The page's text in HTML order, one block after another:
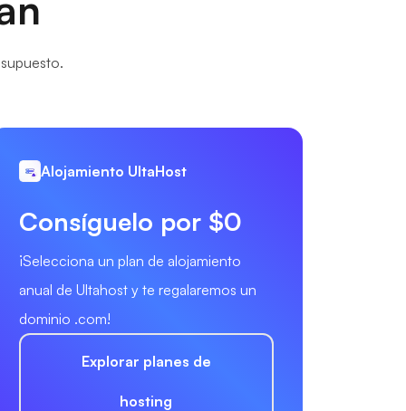
Alojamiento UltaHost
Consíguelo por $0
¡Selecciona un plan de alojamiento
anual de Ultahost y te regalaremos un
dominio .com!
Explorar planes de
hosting